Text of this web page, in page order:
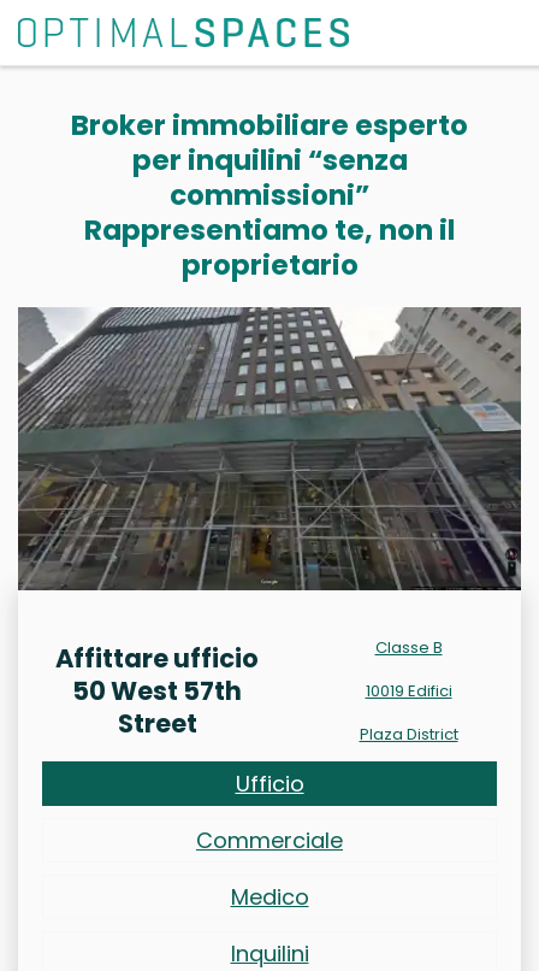
Broker immobiliare esperto
per inquilini “senza
commissioni”
Rappresentiamo te, non il
proprietario
Affittare ufficio
50 West 57th
Street
Classe B
10019 Edifici
Plaza District
Ufficio
Commerciale
Medico
Inquilini